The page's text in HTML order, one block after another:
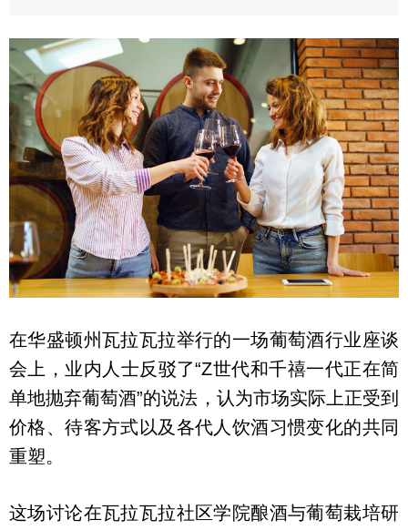
在华盛顿州瓦拉瓦拉举行的一场葡萄酒行业座谈
会上，业内人士反驳了“Z世代和千禧一代正在简
单地抛弃葡萄酒”的说法，认为市场实际上正受到
价格、待客方式以及各代人饮酒习惯变化的共同
重塑。
这场讨论在瓦拉瓦拉社区学院酿酒与葡萄栽培研